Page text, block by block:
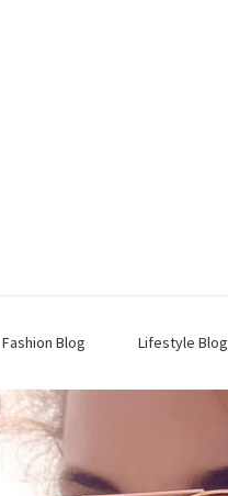
Fashion Blog Lifestyle Blog